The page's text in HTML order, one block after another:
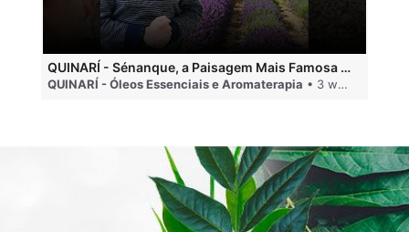
QUINARÍ - Sénanque, a Paisagem Mais Famosa da Aromaterapia
QUINARÍ - Óleos Essenciais e Aromaterapia • 3 weeks ago